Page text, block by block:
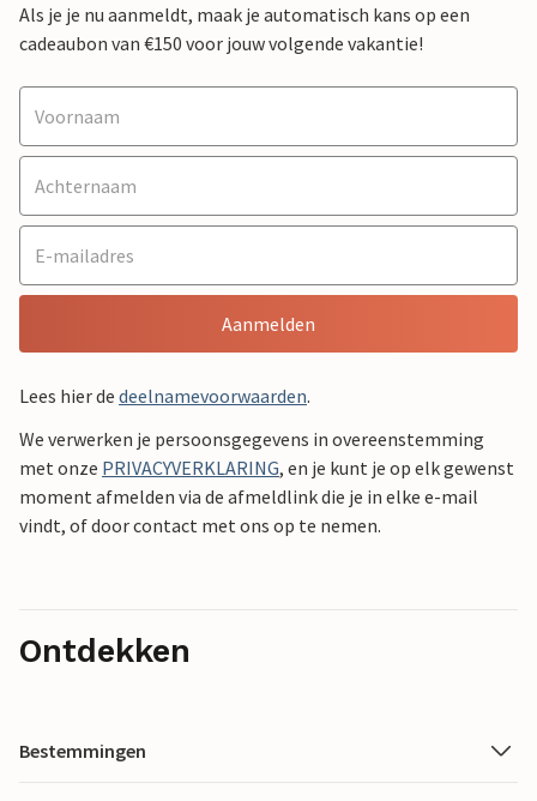
Als je je nu aanmeldt, maak je automatisch kans op een
cadeaubon van €150 voor jouw volgende vakantie!
Aanmelden
Lees hier de deelnamevoorwaarden.
We verwerken je persoonsgegevens in overeenstemming
met onze PRIVACYVERKLARING, en je kunt je op elk gewenst
moment afmelden via de afmeldlink die je in elke e-mail
vindt, of door contact met ons op te nemen.
Ontdekken
Bestemmingen